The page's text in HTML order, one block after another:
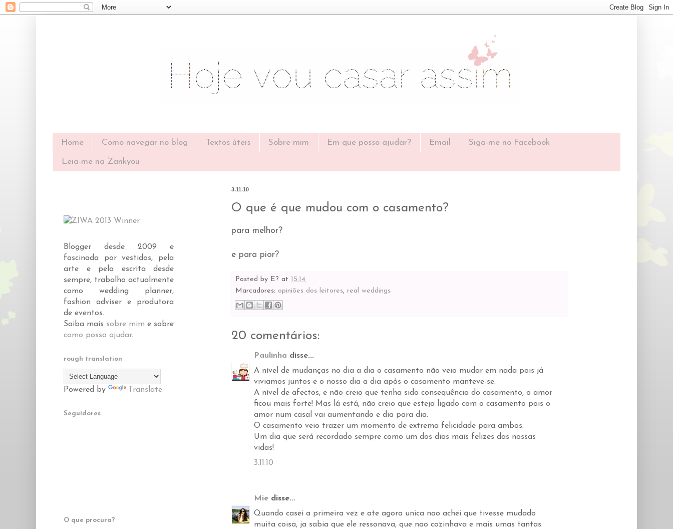
Home Como navegar no blog Textos úteis Sobre mim Em que posso ajudar? Email Siga-me no Facebook
Leia-me na Zankyou
3.11.10
O que é que mudou com o casamento?
para melhor?
e para pior?
Posted by E? at 15:14
Marcadores: opiniões dos leitores, real weddings
20 comentários:
Paulinha disse...
A nível de mudanças no dia a dia o casamento não veio mudar em nada pois já
viviamos juntos e o nosso dia a dia após o casamento manteve-se.
A nível de afectos, e não creio que tenha sido consequência do casamento, o amor
ficou mais forte! Mas lá está, não creio que esteja ligado com o casamento pois o
amor num casal vai aumentando e dia para dia.
O casamento veio trazer um momento de extrema felicidade para ambos.
Um dia que será recordado sempre como um dos dias mais felizes das nossas
vidas!
3.11.10
Mie disse...
Quando casei a primeira vez e ate agora unica nao achei que tivesse mudado
muita coisa, ja sabia que ele ressonava, que nao cozinhava e mais umas tantas
Blogger desde 2009 e
fascinada por vestidos, pela
arte e pela escrita desde
sempre, trabalho actualmente
como wedding planner,
fashion adviser e produtora
de eventos.
Saiba mais sobre mim e sobre
como posso ajudar.
rough translation
Powered by Translate
Seguidores
O que procura?